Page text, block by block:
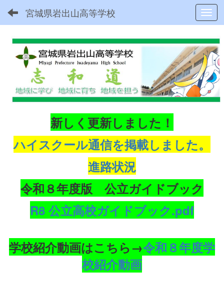
宮城県岩出山高等学校
新しく更新しました！
ハイスクール通信を掲載しました。
進路状況
令和８年度版 公立ガイドブック
R8 公立高校ガイドブック.pdf
学校紹介動画はこちら→令和８年度学
校紹介動画